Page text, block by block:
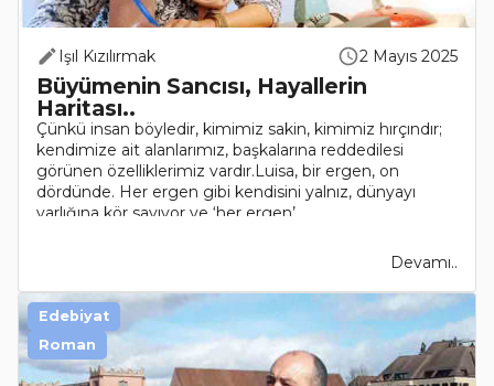
Işıl Kızılırmak 2 Mayıs 2025
Büyümenin Sancısı, Hayallerin
Haritası..
Çünkü insan böyledir, kimimiz sakin, kimimiz hırçındır;
kendimize ait alanlarımız, başkalarına reddedilesi
görünen özelliklerimiz vardır.Luisa, bir ergen, on
dördünde. Her ergen gibi kendisini yalnız, dünyayı
varlığına kör sayıyor ve ‘her ergen’ ..
Devamı..
Edebiyat
Roman